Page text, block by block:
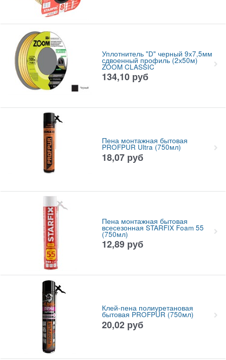
Уплотнитель "D" черный 9x7,5мм
сдвоенный профиль (2х50м)
ZOOM CLASSIC
134,10 руб
Пена монтажная бытовая
PROFPUR Ultra (750мл)
18,07 руб
Пена монтажная бытовая
всесезонная STARFIX Foam 55
(750мл)
12,89 руб
Клей-пена полиуретановая
бытовая PROFPUR (750мл)
20,02 руб